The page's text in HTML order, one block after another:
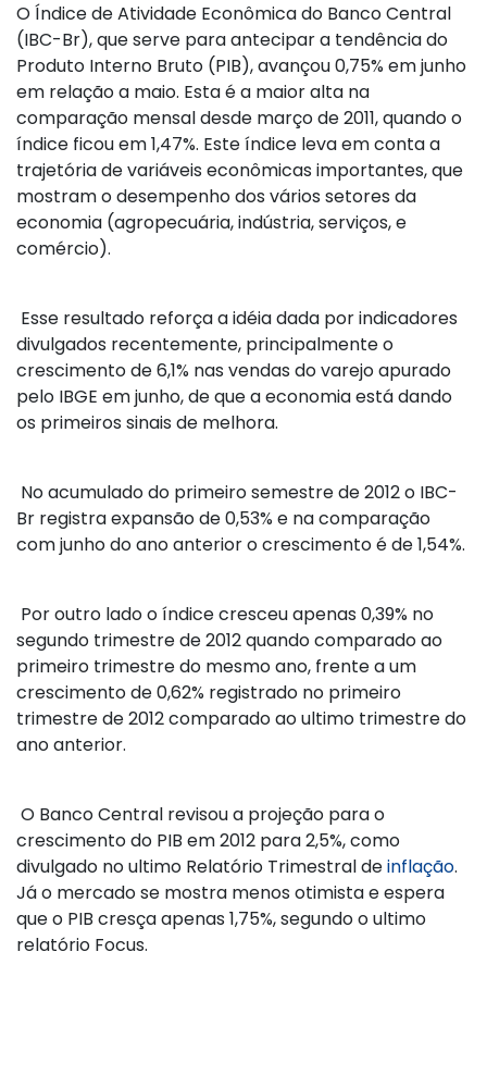
O Índice de Atividade Econômica do Banco Central
(IBC-Br), que serve para antecipar a tendência do
Produto Interno Bruto (PIB), avançou 0,75% em junho
em relação a maio. Esta é a maior alta na
comparação mensal desde março de 2011, quando o
índice ficou em 1,47%. Este índice leva em conta a
trajetória de variáveis econômicas importantes, que
mostram o desempenho dos vários setores da
economia (agropecuária, indústria, serviços, e
comércio).
Esse resultado reforça a idéia dada por indicadores
divulgados recentemente, principalmente o
crescimento de 6,1% nas vendas do varejo apurado
pelo IBGE em junho, de que a economia está dando
os primeiros sinais de melhora.
No acumulado do primeiro semestre de 2012 o IBC-
Br registra expansão de 0,53% e na comparação
com junho do ano anterior o crescimento é de 1,54%.
Por outro lado o índice cresceu apenas 0,39% no
segundo trimestre de 2012 quando comparado ao
primeiro trimestre do mesmo ano, frente a um
crescimento de 0,62% registrado no primeiro
trimestre de 2012 comparado ao ultimo trimestre do
ano anterior.
O Banco Central revisou a projeção para o
crescimento do PIB em 2012 para 2,5%, como
divulgado no ultimo Relatório Trimestral deinflação.
Já o mercado se mostra menos otimista e espera
que o PIB cresça apenas 1,75%, segundo o ultimo
relatório Focus.